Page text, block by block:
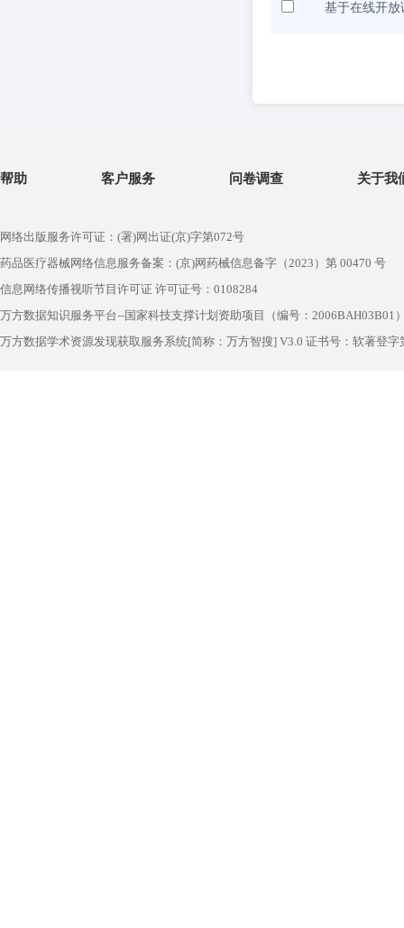
基于在线开
帮助 客户服务 问卷调查 关于我
网络出版服务许可证：(署)网出证(京)字第072号
药品医疗器械网络信息服务备案：(京)网药械信息备字（2023）第 00470 号
信息网络传播视听节目许可证 许可证号：0108284
万方数据知识服务平台--国家科技支撑计划资助项目（编号：2006BAH03B01
万方数据学术资源发现获取服务系统[简称：万方智搜] V3.0 证书号：软著登字